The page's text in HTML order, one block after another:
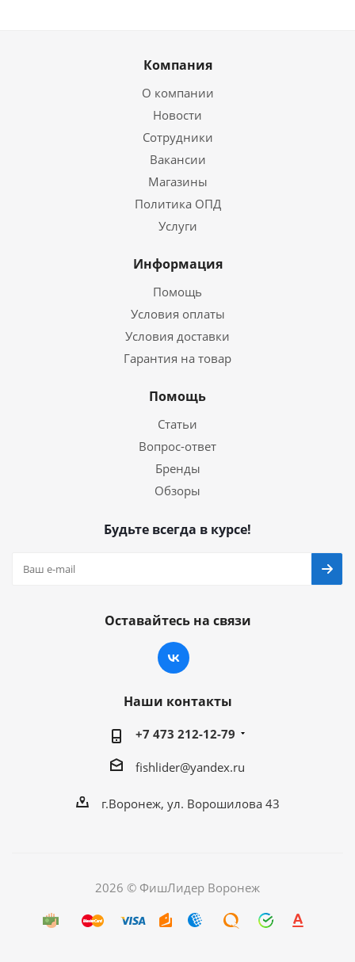
Компания
О компании
Новости
Сотрудники
Вакансии
Магазины
Политика ОПД
Услуги
Информация
Помощь
Условия оплаты
Условия доставки
Гарантия на товар
Помощь
Статьи
Вопрос-ответ
Бренды
Обзоры
Будьте всегда в курсе!
Оставайтесь на связи
Наши контакты
+7 473 212-12-79
fishlider@yandex.ru
г.Воронеж, ул. Ворошилова 43
2026 © ФишЛидер Воронеж